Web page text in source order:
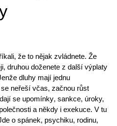
že to nějak zvládnete. Že
, druhou doženete z další výplaty
dluhy mají jednu
neřeší včas, začnou růst
se upomínky, sankce, úroky,
a někdy i exekuce. V tu
o spánek, psychiku, rodinu,